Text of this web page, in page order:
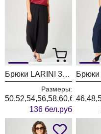
Брюки LARINI 3003 черный
Размеры:
50,52,54,56,58,60,62,64
136 бел.руб